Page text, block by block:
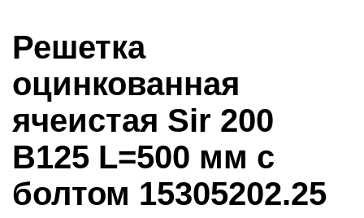
Решетка
оцинкованная
ячеистая Sir 200
B125 L=500 мм с
болтом 15305202.25